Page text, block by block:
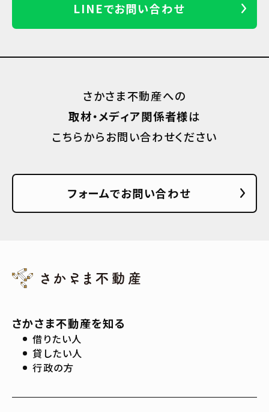
LINEでお問い合わせ
さかさま不動産への
取材・メディア関係者様は
こちらからお問い合わせください
フォームでお問い合わせ
さかさま不動産を知る
借りたい人
貸したい人
行政の方